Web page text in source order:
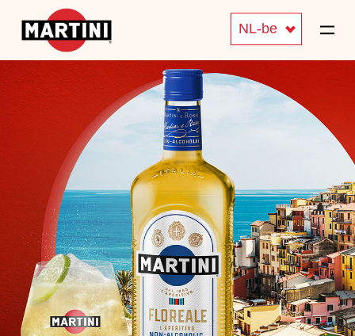
NL-be